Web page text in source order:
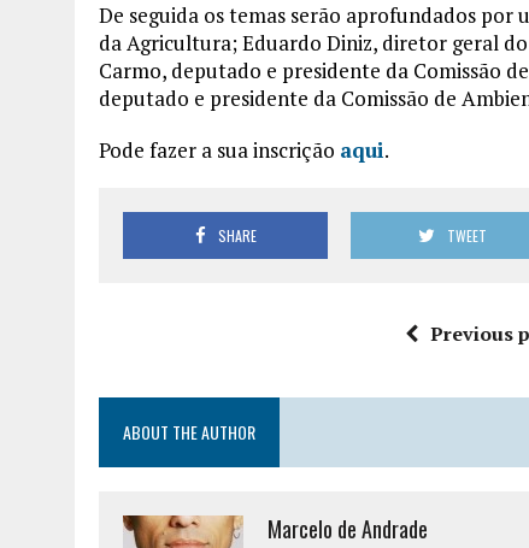
De seguida os temas serão aprofundados
da Agricultura; Eduardo Diniz, diretor geral
Carmo, deputado e presidente da Comissão
deputado e presidente da Comissão de
Pode fazer a sua inscrição aqui.
SHARE TWEET
Previous
ABOUT THE AUTHOR
Marcelo de Andrade